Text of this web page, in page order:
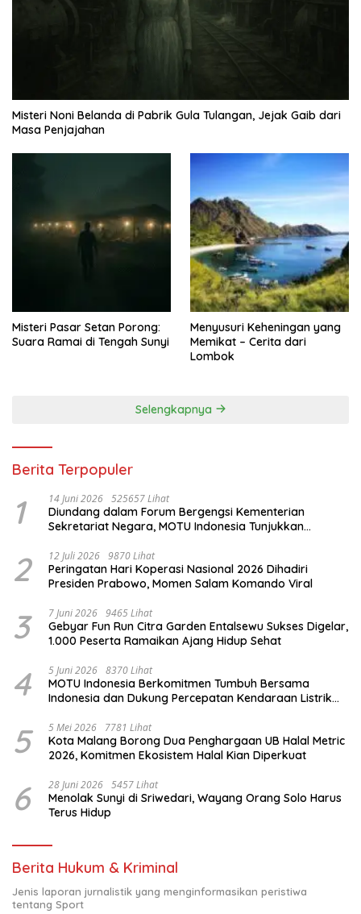
Misteri Noni Belanda di Pabrik Gula Tulangan, Jejak Gaib dari
Masa Penjajahan
Misteri Pasar Setan Porong:
Suara Ramai di Tengah Sunyi
Menyusuri Keheningan yang
Memikat – Cerita dari
Lombok
Selengkapnya
Berita Terpopuler
1 14 Juni 2026 525657 Lihat
Diundang dalam Forum Bergengsi Kementerian
Sekretariat Negara, MOTU Indonesia Tunjukkan
2 12 Juli 2026 9870 Lihat
Peringatan Hari Koperasi Nasional 2026 Dihadiri
Presiden Prabowo, Momen Salam Komando Viral
3 7 Juni 2026 9465 Lihat
Gebyar Fun Run Citra Garden Entalsewu Sukses Digelar,
1.000 Peserta Ramaikan Ajang Hidup Sehat
4 5 Juni 2026 8370 Lihat
MOTU Indonesia Berkomitmen Tumbuh Bersama
Indonesia dan Dukung Percepatan Kendaraan Listrik
5 5 Mei 2026 7781 Lihat
Kota Malang Borong Dua Penghargaan UB Halal Metric
2026, Komitmen Ekosistem Halal Kian Diperkuat
6 28 Juni 2026 5457 Lihat
Menolak Sunyi di Sriwedari, Wayang Orang Solo Harus
Terus Hidup
Berita Hukum & Kriminal
Jenis laporan jurnalistik yang menginformasikan peristiwa
tentang Sport